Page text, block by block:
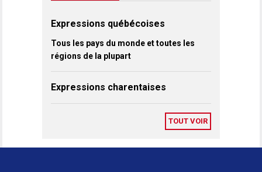
Expressions québécoises
Tous les pays du monde et toutes les
régions de la plupart
Expressions charentaises
TOUT VOIR